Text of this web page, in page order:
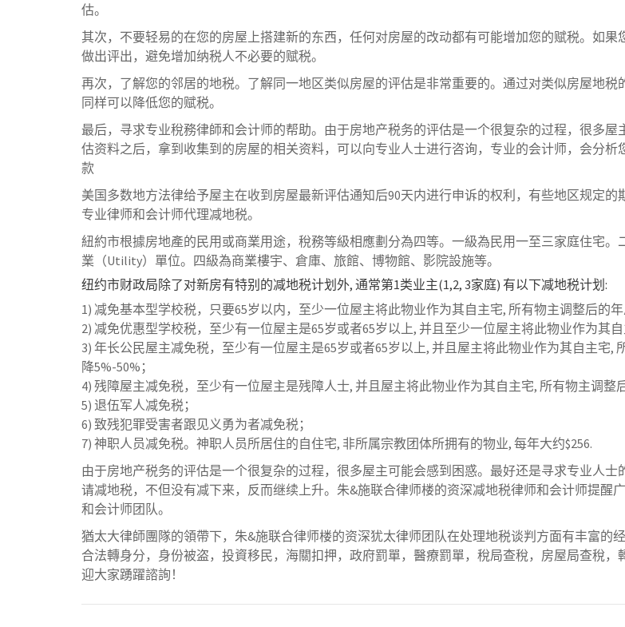
估。
其次，不要轻易的在您的房屋上搭建新的东西，任何对房屋的改动都有可能增加您的赋税。如
做出评出，避免增加纳税人不必要的赋税。
再次，了解您的邻居的地税。了解同一地区类似房屋的评估是非常重要的。通过对类似房屋地税
同样可以降低您的赋税。
最后，寻求专业稅務律師和会计师的帮助。由于房地产税务的评估是一个很复杂的过程，很多
估资料之后，拿到收集到的房屋的相关资料，可以向专业人士进行咨询，专业的会计师，会分
款
美国多数地方法律给予屋主在收到房屋最新评估通知后90天内进行申诉的权利，有些地区规定
专业律师和会计师代理减地税。
紐約市根據房地產的民用或商業用途，稅務等級相應劃分為四等。一級為民用一至三家庭住宅
業（Utility）單位。四級為商業樓宇、倉庫、旅館、博物館、影院設施等。
纽约市财政局除了对新房有特别的减地税计划外, 通常第1类业主(1,2, 3家庭) 有以下减地税计划:
1) 减免基本型学校税，只要65岁以内，至少一位屋主将此物业作为其自主宅, 所有物主调整后的年
2) 减免优惠型学校税，至少有一位屋主是65岁或者65岁以上, 并且至少一位屋主将此物业作为其
3) 年长公民屋主减免税，至少有一位屋主是65岁或者65岁以上, 并且屋主将此物业作为其自主宅,
降5%-50%；
4) 残障屋主减免税，至少有一位屋主是残障人士, 并且屋主将此物业作为其自主宅, 所有物主调整
5) 退伍军人减免税；
6) 致残犯罪受害者跟见义勇为者减免税；
7) 神职人员减免税。神职人员所居住的自住宅, 非所属宗教团体所拥有的物业, 每年大约$256.
由于房地产税务的评估是一个很复杂的过程，很多屋主可能会感到困惑。最好还是寻求专业人
请减地税，不但没有减下来，反而继续上升。朱&施联合律师楼的资深减地税律师和会计师提醒
和会计师团队。
猶太大律師團隊的領帶下，朱&施联合律师楼的资深犹太律师团队在处理地税谈判方面有丰富的
合法轉身分，身份被盗，投資移民，海關扣押，政府罰單，醫療罰單，稅局查稅，房屋局查稅
迎大家踴躍諮詢！